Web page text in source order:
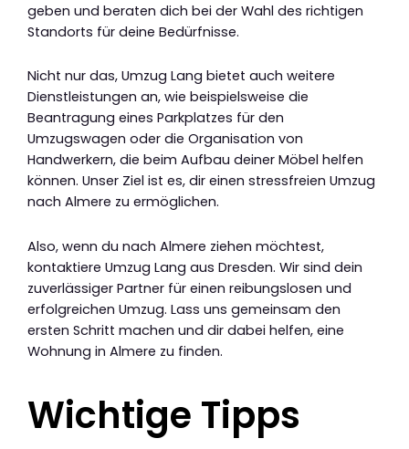
geben und beraten dich bei der Wahl des richtigen
Standorts für deine Bedürfnisse.
Nicht nur das, Umzug Lang bietet auch weitere
Dienstleistungen an, wie beispielsweise die
Beantragung eines Parkplatzes für den
Umzugswagen oder die Organisation von
Handwerkern, die beim Aufbau deiner Möbel helfen
können. Unser Ziel ist es, dir einen stressfreien Umzug
nach Almere zu ermöglichen.
Also, wenn du nach Almere ziehen möchtest,
kontaktiere Umzug Lang aus Dresden. Wir sind dein
zuverlässiger Partner für einen reibungslosen und
erfolgreichen Umzug. Lass uns gemeinsam den
ersten Schritt machen und dir dabei helfen, eine
Wohnung in Almere zu finden.
Wichtige Tipps